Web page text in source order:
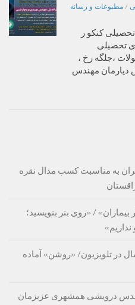
/ مطبوعات و رسانه
کنکو ر
های تحصیلی
،جلگه رخ ،
دیارمان مهندس
به مناسبت کسب مدال نقره
/ «روی بنر بنویسید؛
نداریم»
حسین پاکدل پس از ۳۳ سال در تلویزیون/ «روشن» آماده
درویشی همشهری عزیزمان